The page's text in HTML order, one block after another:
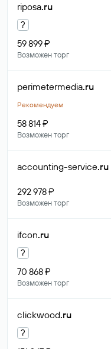
riposa.ru
?
59 899 ₽
Возможен торг
perimetermedia.ru
Рекомендуем
58 814 ₽
Возможен торг
accounting-service.ru
292 978 ₽
Возможен торг
ifcon.ru
?
70 868 ₽
Возможен торг
clickwood.ru
?